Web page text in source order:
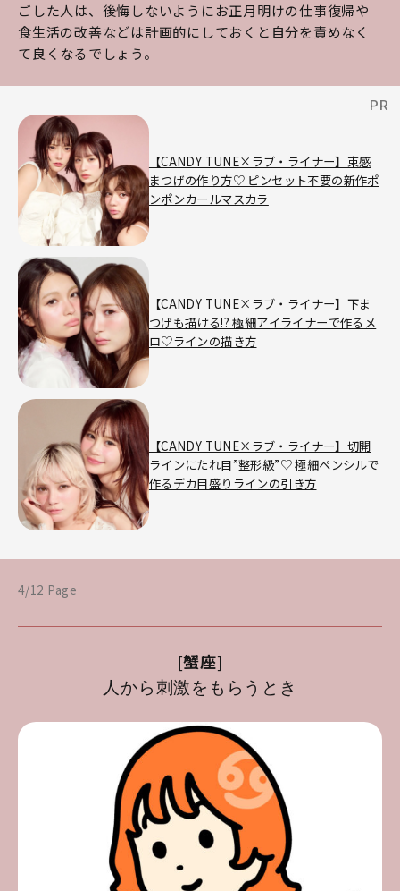
ごした人は、後悔しないようにお正月明けの仕事復帰や
食生活の改善などは計画的にしておくと自分を責めなく
て良くなるでしょう。
【CANDY TUNE×ラブ・ライナー】束感
まつげの作り方♡ ピンセット不要の新作ポ
ンポンカールマスカラ
【CANDY TUNE×ラブ・ライナー】下ま
つげも描ける!? 極細アイライナーで作るメ
ロ♡ラインの描き方
【CANDY TUNE×ラブ・ライナー】切開
ラインにたれ目”整形級”♡ 極細ペンシルで
作るデカ目盛りラインの引き方
4/12 Page
[蟹座]
人から刺激をもらうとき